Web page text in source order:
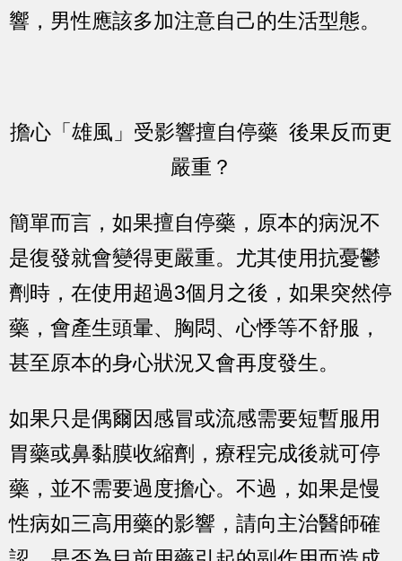
響，男性應該多加注意自己的生活型態。
擔心「雄風」受影響擅自停藥 後果反而更
嚴重？
簡單而言，如果擅自停藥，原本的病況不
是復發就會變得更嚴重。尤其使用抗憂鬱
劑時，在使用超過3個月之後，如果突然停
藥，會產生頭暈、胸悶、心悸等不舒服，
甚至原本的身心狀況又會再度發生。
如果只是偶爾因感冒或流感需要短暫服用
胃藥或鼻黏膜收縮劑，療程完成後就可停
藥，並不需要過度擔心。不過，如果是慢
性病如三高用藥的影響，請向主治醫師確